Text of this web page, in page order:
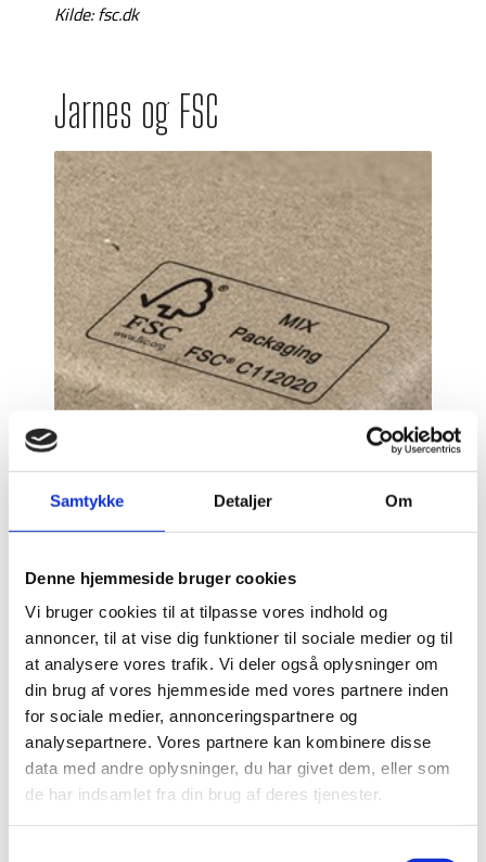
Samtykke Detaljer Om
Denne hjemmeside bruger cookies
Vi bruger cookies til at tilpasse vores indhold og
annoncer, til at vise dig funktioner til sociale medier og til
at analysere vores trafik. Vi deler også oplysninger om
din brug af vores hjemmeside med vores partnere inden
for sociale medier, annonceringspartnere og
analysepartnere. Vores partnere kan kombinere disse
data med andre oplysninger, du har givet dem, eller som
de har indsamlet fra din brug af deres tjenester.
Kilde: fsc.dk
Jarnes og FSC
Jarnes ønsker at tage et socialt og miljømæssigt
ansvar, og derfor er vi FSC-COC-certificeret. Det
betyder, at Jarnes kan bevise, hvordan FSC-træet
er sporbart i forhold til andre træråvarer i
produktionen og leverandørkæden. I denne
forbindelse er der udarbejdet og implementeret en
række procedurer for at sikre, at Jarnes til enhver
tid lever op til FSC’s COC-krav. Alle virksomheder
med en certificering kontrolleres minimum én gang
årligt ved både anmeldte og uanmeldte
kontrolbesøg. En FSC-certificering er gyldig i fem
år, hvorefter virksomheden på ny skal certificeres.